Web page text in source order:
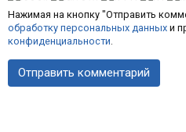
Нажимая на кнопку "Отправить
обработку персональных данных и
конфиденциальности